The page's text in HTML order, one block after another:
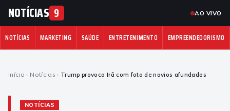
NOTÍCIAS 9 AO VIVO
NOTÍCIAS MARKETING SAÚDE ENTRETENIMENTO EMPREENDEDORISMO
Início › Notícias › Trump provoca Irã com foto de navios afundados
NOTÍCIAS